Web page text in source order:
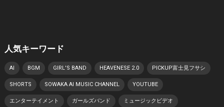
人気キーワード
AI BGM GIRL'S BAND HEAVENESE 2.0 PICKUP富士見フサシ
SHORTS SOWAKA AI MUSIC CHANNEL YOUTUBE
エンターテイメント ガールズバンド ミュージックビデオ